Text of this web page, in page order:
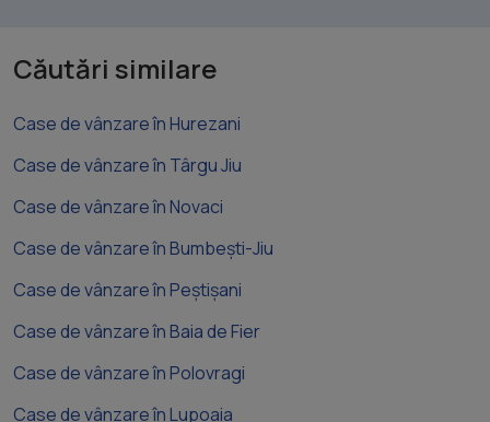
Căutări similare
Case de vânzare în Hurezani
Case de vânzare în Târgu Jiu
Case de vânzare în Novaci
Case de vânzare în Bumbești-Jiu
Case de vânzare în Peștișani
Case de vânzare în Baia de Fier
Case de vânzare în Polovragi
Case de vânzare în Lupoaia